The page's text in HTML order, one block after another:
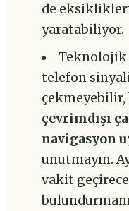
de
yaratabiliyor.
Teknolojik
telefon
çekmeyebilir,
çevrimdışı
navigasyon
unutmayın.
vakit